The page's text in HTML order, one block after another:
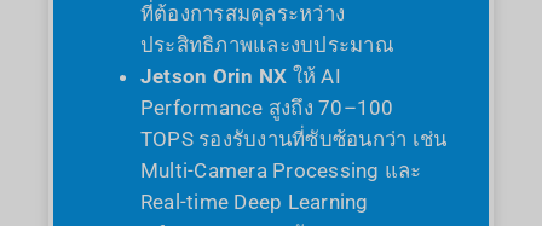
ที่ต้องการสมดุลระหว่าง
ประสิทธิภาพและงบประมาณ
Jetson Orin NX ให้ AI
Performance สูงถึง 70–100
TOPS รองรับงานที่ซับซ้อนกว่า เช่น
Multi-Camera Processing และ
Real-time Deep Learning